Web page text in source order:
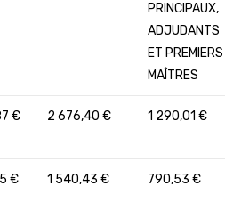
PRINCIPAUX,
ADJUDANTS
ET PREMIERS
MAÎTRES
€ 2 676,40 € 1 290,01 €
€ 1 540,43 € 790,53 €